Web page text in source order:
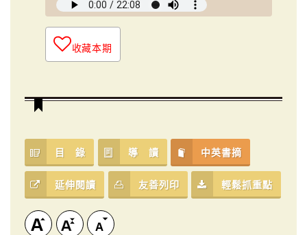
收藏本期
目 錄 導 讀 中英書摘
延伸閱讀 友善列印 輕鬆抓重點